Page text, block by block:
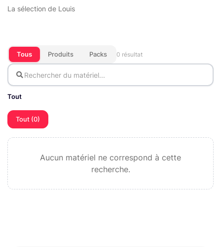
La sélection de Louis
Tous Produits Packs 0 résultat
Tout
Tout (0)
Aucun matériel ne correspond à cette
recherche.